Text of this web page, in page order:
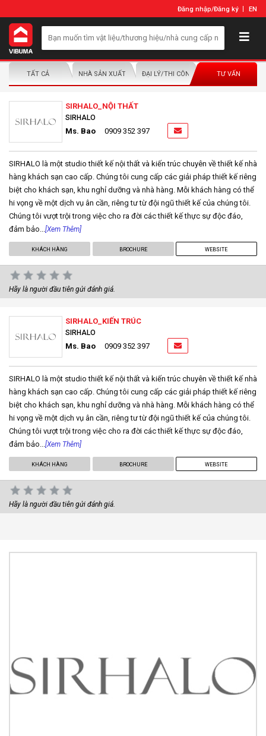
Đăng nhập/Đăng ký EN
TẤT CẢ NHÀ SẢN XUẤT/NHÀ PHÂN PHỐIĐẠI LÝ/THI CÔNG LẮP ĐẶTTƯ VẤN
SIRHALO_NỘI THẤT
SIRHALO
Ms. Bao 0909 352 397
SIRHALO là một studio thiết kế nội thất và kiến trúc chuyên về thiết kế nhà
hàng khách sạn cao cấp. Chúng tôi cung cấp các giải pháp thiết kế riêng
biệt cho khách sạn, khu nghỉ dưỡng và nhà hàng. Mỗi khách hàng có thể
hi vọng về một dịch vụ ân cần, riêng tư từ đội ngũ thiết kế của chúng tôi.
Chúng tôi vượt trội trong việc cho ra đời các thiết kế thực sự độc đáo,
đảm bảo... [Xem Thêm]
KHÁCH HÀNG BROCHURE WEBSITE
Hãy là người đầu tiên gửi đánh giá.
SIRHALO_KIẾN TRÚC
SIRHALO
Ms. Bao 0909 352 397
SIRHALO là một studio thiết kế nội thất và kiến trúc chuyên về thiết kế nhà
hàng khách sạn cao cấp. Chúng tôi cung cấp các giải pháp thiết kế riêng
biệt cho khách sạn, khu nghỉ dưỡng và nhà hàng. Mỗi khách hàng có thể
hi vọng về một dịch vụ ân cần, riêng tư từ đội ngũ thiết kế của chúng tôi.
Chúng tôi vượt trội trong việc cho ra đời các thiết kế thực sự độc đáo,
đảm bảo... [Xem Thêm]
KHÁCH HÀNG BROCHURE WEBSITE
Hãy là người đầu tiên gửi đánh giá.